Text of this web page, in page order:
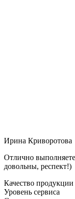
Ирина Криворотова
Отлично
довольны, респект!)
Качество продукции
Уровень сервиса